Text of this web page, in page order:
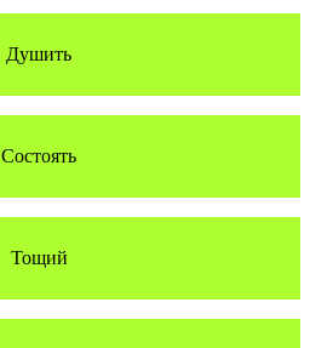
Душить
Состоять
Тощий